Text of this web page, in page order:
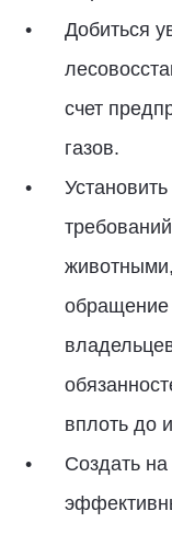
Добиться
счет
газов.
обращение
вплоть до
Создать